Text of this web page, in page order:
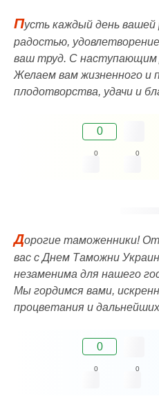
Пусть каждый день
радостью,
ваш труд. С
Желаем вам жизненного и
плодотворства, удачи и
0
0 0
Дорогие таможенники!
вас с Днем Таможни
незаменима для нашего
Мы гордимся вами,
процветания и дальнейших
0
0 0